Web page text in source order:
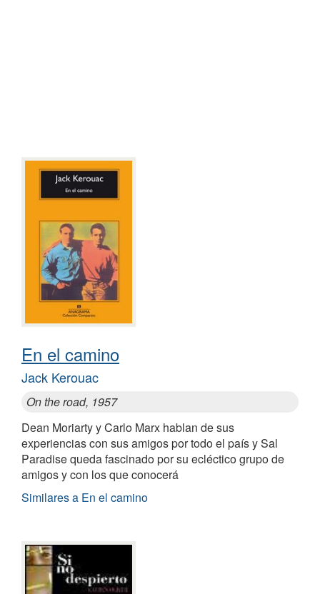
En el camino
Jack Kerouac
On the road, 1957
Dean Moriarty y Carlo Marx hablan de sus
experiencias con sus amigos por todo el país y Sal
Paradise queda fascinado por su ecléctico grupo de
amigos y con los que conocerá
Similares a En el camino